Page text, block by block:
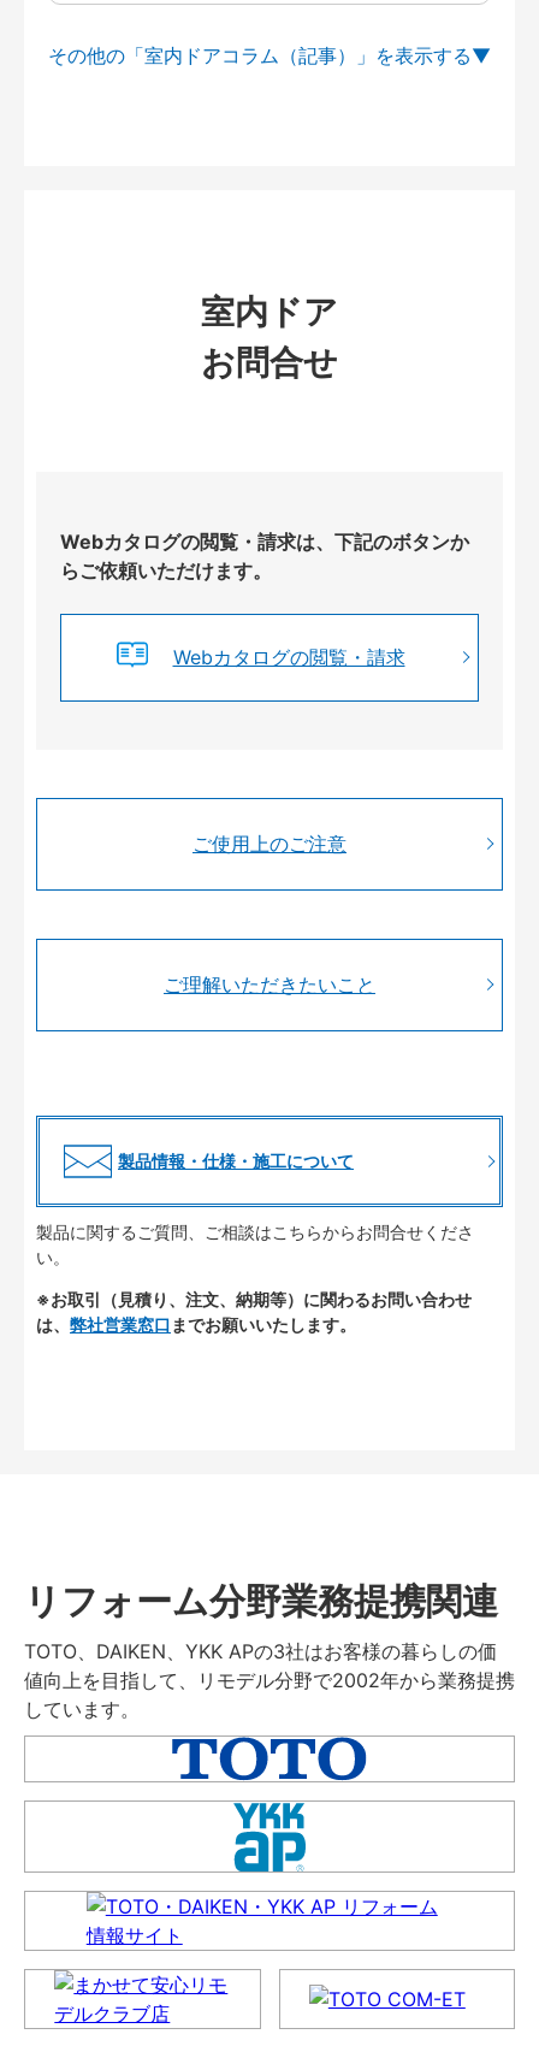
その他の「室内ドアコラム（記事）」を
室内ドア
お問合せ
Webカタログの閲覧・請求は、下記のボタンか
らご依頼いただけます。
Webカタログの閲覧・請求
ご使用上のご注意
ご理解いただきたいこと
製品情報・仕様・施工について
製品に関するご質問、ご相談はこちらからお問合せくださ
い。
※お取引（見積り、注文、納期等）に関わるお問い合わせ
は、 弊社営業窓口 までお願いいたします。
リフォーム分野業務提携関連
TOTO、DAIKEN、YKK APの3社はお客様の暮らしの価
値向上を目指して、リモデル分野で2002年から業務提携
しています。